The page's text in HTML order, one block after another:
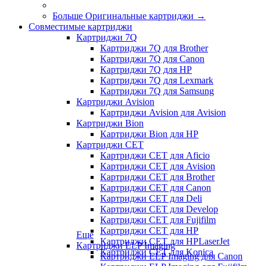
Больше Оригинальные картриджи →
Совместимые картриджи
Картриджи 7Q
Картриджи 7Q для Brother
Картриджи 7Q для Canon
Картриджи 7Q для HP
Картриджи 7Q для Lexmark
Картриджи 7Q для Samsung
Картриджи Avision
Картриджи Avision для Avision
Картриджи Bion
Картриджи Bion для HP
Картриджи CET
Картриджи CET для Aficio
Картриджи CET для Avision
Картриджи CET для Brother
Картриджи CET для Canon
Картриджи CET для Deli
Картриджи CET для Develop
Картриджи CET для Fujifilm
Картриджи CET для HP
Картриджи CET для HPLaserJet
Картриджи CET для Konica
Еще
Картриджи ELP Imaging
Картриджи ELP Imaging для Canon